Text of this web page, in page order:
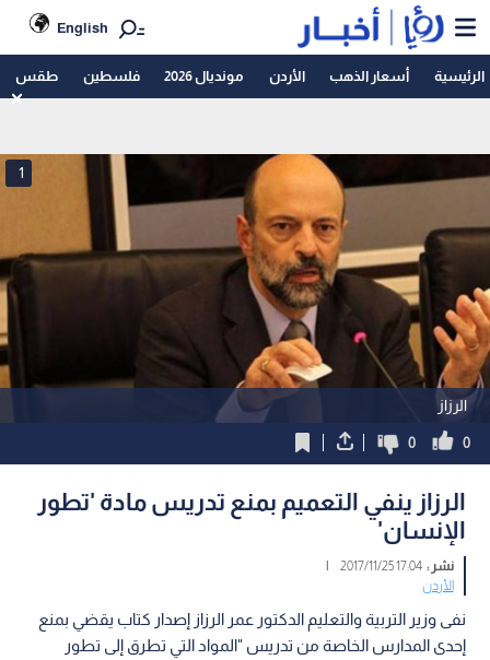
English
الرئيسية أسعار الذهب الأردن مونديال 2026 فلسطين طقس
الرزاز
1
0
0
الرزاز ينفي التعميم بمنع تدريس مادة 'تطور
الإنسان'
نشر :17:04 2017/11/25
|
الأردن
نفى وزير التربية والتعليم الدكتور عمر الرزاز إصدار كتاب يقضي بمنع
إحدى المدارس الخاصة من تدريس "المواد التي تطرق إلى تطور